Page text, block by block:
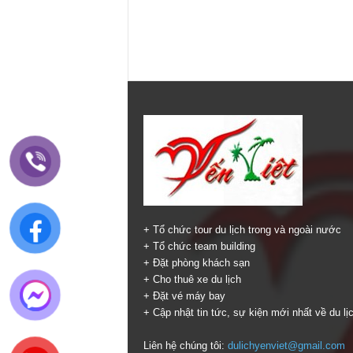
+ Tổ chức tour du lịch trong và ngoài nước
+ Tổ chức team building
+ Đặt phòng khách sạn
+ Cho thuê xe du lịch
+ Đặt vé máy bay
+ Cập nhật tin tức, sự kiện mới nhất về du
Liên hệ chúng tôi: dulichyenviet@gmail.com